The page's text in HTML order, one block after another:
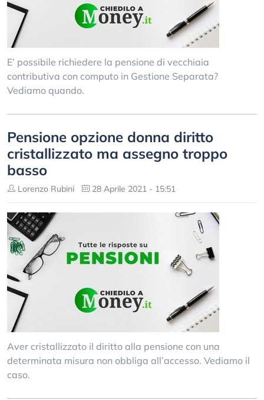
E’ possibile richiedere la pensione di vecchiaia
contributiva con computo in Gestione Separata?
Vediamo quando.
Pensione opzione donna diritto
cristallizzato ma assegno troppo
basso
Lorenzo Rubini 28 Aprile 2021 - 15:51
Aver cristallizzato il diritto alla pensione con una
determinata misura non obbliga all’accesso. Vediamo il
caso.